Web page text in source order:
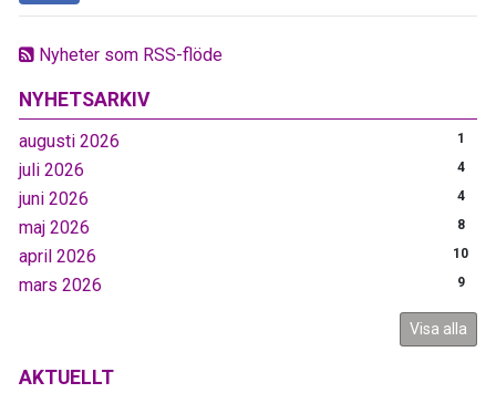
Nyheter som RSS-flöde
NYHETSARKIV
augusti 2026 1
juli 2026 4
juni 2026 4
maj 2026 8
april 2026 10
mars 2026 9
Visa alla
AKTUELLT